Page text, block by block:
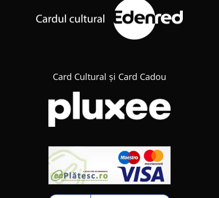
Card Cultural și Card Cadou